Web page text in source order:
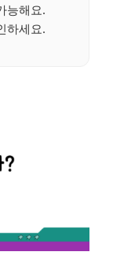
능해요.
하세요.